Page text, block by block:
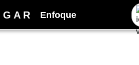
G A R Enfoque